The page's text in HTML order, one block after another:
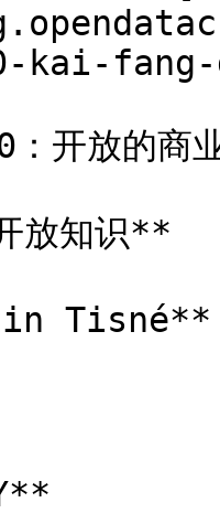
kai-
开放的商
放知识**
Tisné**